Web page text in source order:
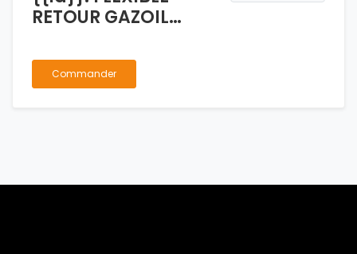
RETOUR GAZOIL
Commander